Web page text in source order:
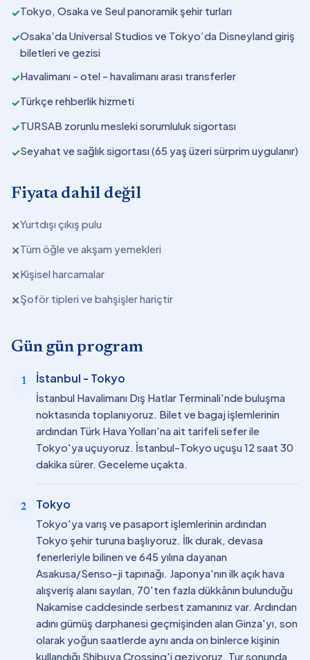
✓Tokyo, Osaka ve Seul panoramik şehir turları
✓Osaka’da Universal Studios ve Tokyo’da Disneyland giriş
biletleri ve gezisi
✓Havalimanı - otel - havalimanı arası transferler
✓Türkçe rehberlik hizmeti
✓TURSAB zorunlu mesleki sorumluluk sigortası
✓Seyahat ve sağlık sigortası (65 yaş üzeri sürprim uygulanır)
Fiyata dahil değil
✕Yurtdışı çıkış pulu
✕Tüm öğle ve akşam yemekleri
✕Kişisel harcamalar
✕Şoför tipleri ve bahşişler hariçtir
Gün gün program
1 İstanbul - Tokyo
İstanbul Havalimanı Dış Hatlar Terminali'nde buluşma
noktasında toplanıyoruz. Bilet ve bagaj işlemlerinin
ardından Türk Hava Yolları'na ait tarifeli sefer ile
Tokyo'ya uçuyoruz. İstanbul-Tokyo uçuşu 12 saat 30
dakika sürer. Geceleme uçakta.
2 Tokyo
Tokyo'ya varış ve pasaport işlemlerinin ardından
Tokyo şehir turuna başlıyoruz. İlk durak, devasa
fenerleriyle bilinen ve 645 yılına dayanan
Asakusa/Senso-ji tapınağı. Japonya'nın ilk açık hava
alışveriş alanı sayılan, 70'ten fazla dükkânın bulunduğu
Nakamise caddesinde serbest zamanınız var. Ardından
adını gümüş darphanesi geçmişinden alan Ginza'yı, son
olarak yoğun saatlerde aynı anda on binlerce kişinin
kullandığı Shibuya Crossing'i geziyoruz. Tur sonunda